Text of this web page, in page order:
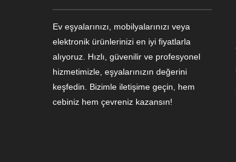
Ev eşyalarınızı, mobilyalarınızı veya
elektronik ürünlerinizi en iyi fiyatlarla
alıyoruz. Hızlı, güvenilir ve profesyonel
hizmetimizle, eşyalarınızın değerini
keşfedin. Bizimle iletişime geçin, hem
cebiniz hem çevreniz kazansın!
Ayşe Yılmaz